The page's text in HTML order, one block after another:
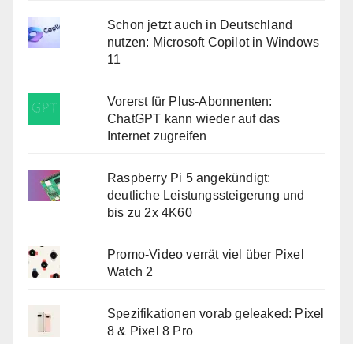
Schon jetzt auch in Deutschland
nutzen: Microsoft Copilot in Windows
11
Vorerst für Plus-Abonnenten:
ChatGPT kann wieder auf das
Internet zugreifen
Raspberry Pi 5 angekündigt:
deutliche Leistungssteigerung und
bis zu 2x 4K60
Promo-Video verrät viel über Pixel
Watch 2
Spezifikationen vorab geleaked: Pixel
8 & Pixel 8 Pro